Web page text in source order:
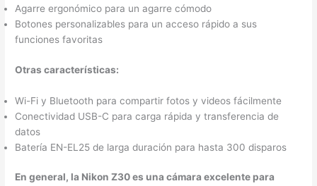
Agarre ergonómico para un agarre cómodo
Botones personalizables para un acceso rápido a sus
funciones favoritas
Otras características:
Wi-Fi y Bluetooth para compartir fotos y videos fácilmente
Conectividad USB-C para carga rápida y transferencia de
datos
Batería EN-EL25 de larga duración para hasta 300 disparos
En general, la Nikon Z30 es una cámara excelente para